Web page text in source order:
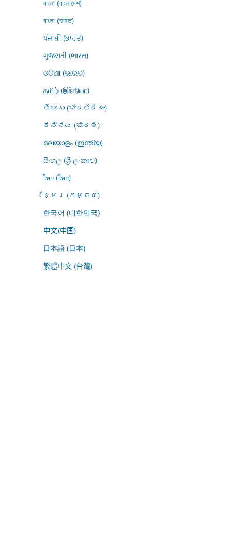
বাংলা (বাংলাদেশ)
বাংলা (ভারত)
ਪੰਜਾਬੀ (ਭਾਰਤ)
ગુજરાતી (ભારત)
ଓଡ଼ିଆ (ଭାରତ)
தமிழ் (இந்தியா)
తెలుగు (భారతదేశం)
ಕನ್ನಡ (ಭಾರತ)
മലയാളം (ഇന്ത്യ)
සිංහල (ශ්‍රී ලංකාව)
ไทย (ไทย)
ខ្មែរ (កម្ពុជា)
한국어 (대한민국)
中文(中国)
日本語 (日本)
繁體中文 (台灣)